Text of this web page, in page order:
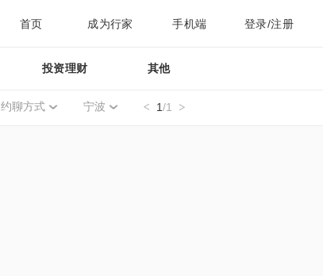
首页 成为行家 手机端 登录/注册
投资理财 其他
约聊方式 宁波 1/1